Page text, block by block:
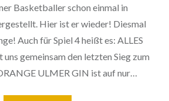
Basketballer schon einmal in
Hier ist er wieder! Diesmal
Auch für Spiel 4 heißt es: ALLES
gemeinsam den letzten Sieg zum
ULMER GIN ist auf nur…